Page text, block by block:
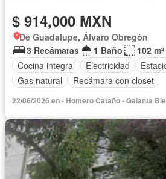
$ 914,000 MXN
De Guadalupe, Álvaro Obregón
3 Recámaras
1 Baño
102 m²
Cocina integral
Electricidad
Gas natural
Recámara con closet
22/06/2026 en - Homero Cataño - Galanta